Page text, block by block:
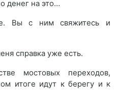
денег на это…
Вы с ним свяжитесь и
справка уже есть.
мостовых переходов,
итоге идут к берегу и к